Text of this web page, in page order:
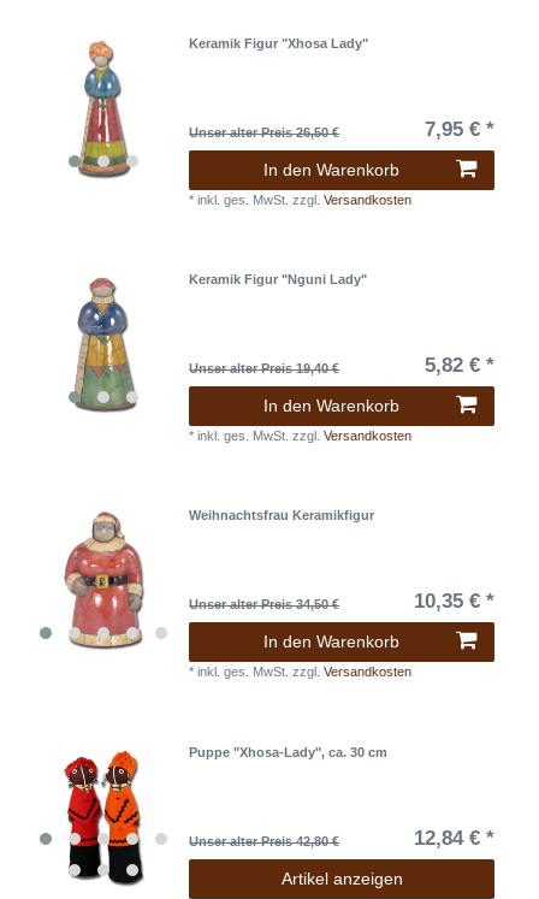
Keramik Figur "Xhosa Lady"
Unser alter Preis 26,50 € 7,95 € *
In den Warenkorb
*inkl. ges. MwSt. zzgl.Versandkosten
Keramik Figur "Nguni Lady"
Unser alter Preis 19,40 € 5,82 € *
In den Warenkorb
*inkl. ges. MwSt. zzgl.Versandkosten
Weihnachtsfrau Keramikfigur
Unser alter Preis 34,50 € 10,35 € *
In den Warenkorb
*inkl. ges. MwSt. zzgl.Versandkosten
Puppe "Xhosa-Lady", ca. 30 cm
Unser alter Preis 42,80 € 12,84 € *
Artikel anzeigen